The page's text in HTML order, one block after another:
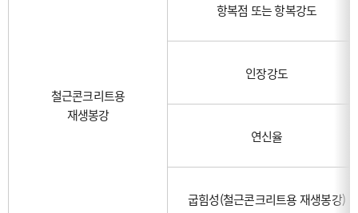
철근콘크리트용
재생봉강
항복점 또는 항복강도
인장강도
연신율
굽힘성(철근콘크리트용 재생봉강)